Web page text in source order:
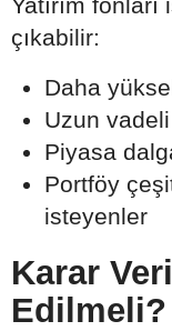
çıkabilir:
Daha
Uzun
Piyasa
Portföy
isteyenler
Karar
Edilmeli?